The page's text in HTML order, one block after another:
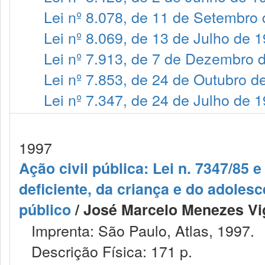
Lei nº 8.078, de 11 de Setembro
Lei nº 8.069, de 13 de Julho de
Lei nº 7.913, de 7 de Dezembro
Lei nº 7.853, de 24 de Outubro
Lei nº 7.347, de 24 de Julho de
1997
Ação civil pública: Lei n. 7347/85
deficiente, da criança e do
público/ José Marcelo Menezes
Imprenta: São Paulo, Atlas, 1997.
Descrição Física: 171 p.